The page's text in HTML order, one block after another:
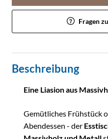
Fragen
Beschreibung
Eine Liasion aus
Gemütliches Frühstück
Abendessen - der